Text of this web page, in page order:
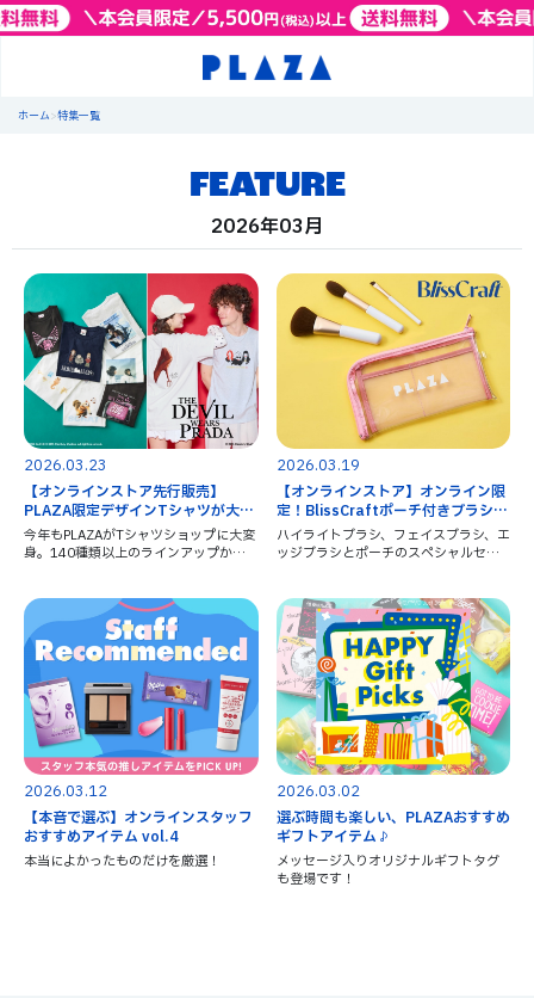
ホーム>特集一覧
FEATURE
2026年03月
2026.03.23
【オンラインストア先行販売】
PLAZA限定デザインTシャツが大集
合！
今年もPLAZAがTシャツショップに大変
身。140種類以上のラインアップから
2026.03.19
【オンラインストア】オンライン限
定！BlissCraftポーチ付きブラシセ
ット
ハイライトブラシ、フェイスブラシ、エ
ッジブラシとポーチのスペシャルセッ
2026.03.12
【本音で選ぶ】オンラインスタッフ
おすすめアイテム vol.4
本当によかったものだけを厳選！
2026.03.02
選ぶ時間も楽しい、PLAZAおすすめ
ギフトアイテム♪
メッセージ入りオリジナルギフトタグ
も登場です！